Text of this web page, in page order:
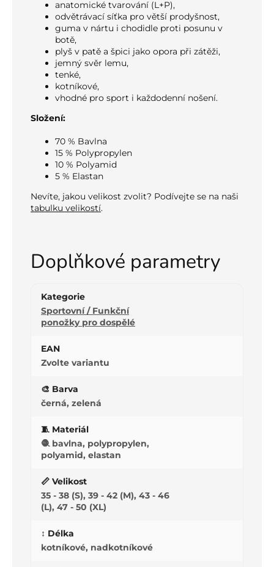
anatomické tvarování (L+P),
odvětrávací síťka pro větší prodyšnost,
guma v nártu i chodidle proti posunu v
botě,
plyš v patě a špici jako opora při zátěži,
jemný svěr lemu,
tenké,
kotníkové,
vhodné pro sport i každodenní nošení.
Složení:
70 % Bavlna
15 % Polypropylen
10 % Polyamid
5 % Elastan
Nevíte, jakou velikost zvolit? Podívejte se na naši
tabulku velikostí.
Doplňkové parametry
Kategorie
Sportovní / Funkční
ponožky pro dospělé
EAN
Zvolte variantu
🎨 Barva
černá, zelená
🧵 Materiál
🧶 bavlna, polypropylen,
polyamid, elastan
📏 Velikost
35 - 38 (S), 39 - 42 (M), 43 - 46
(L), 47 - 50 (XL)
↕️ Délka
kotníkové, nadkotníkové